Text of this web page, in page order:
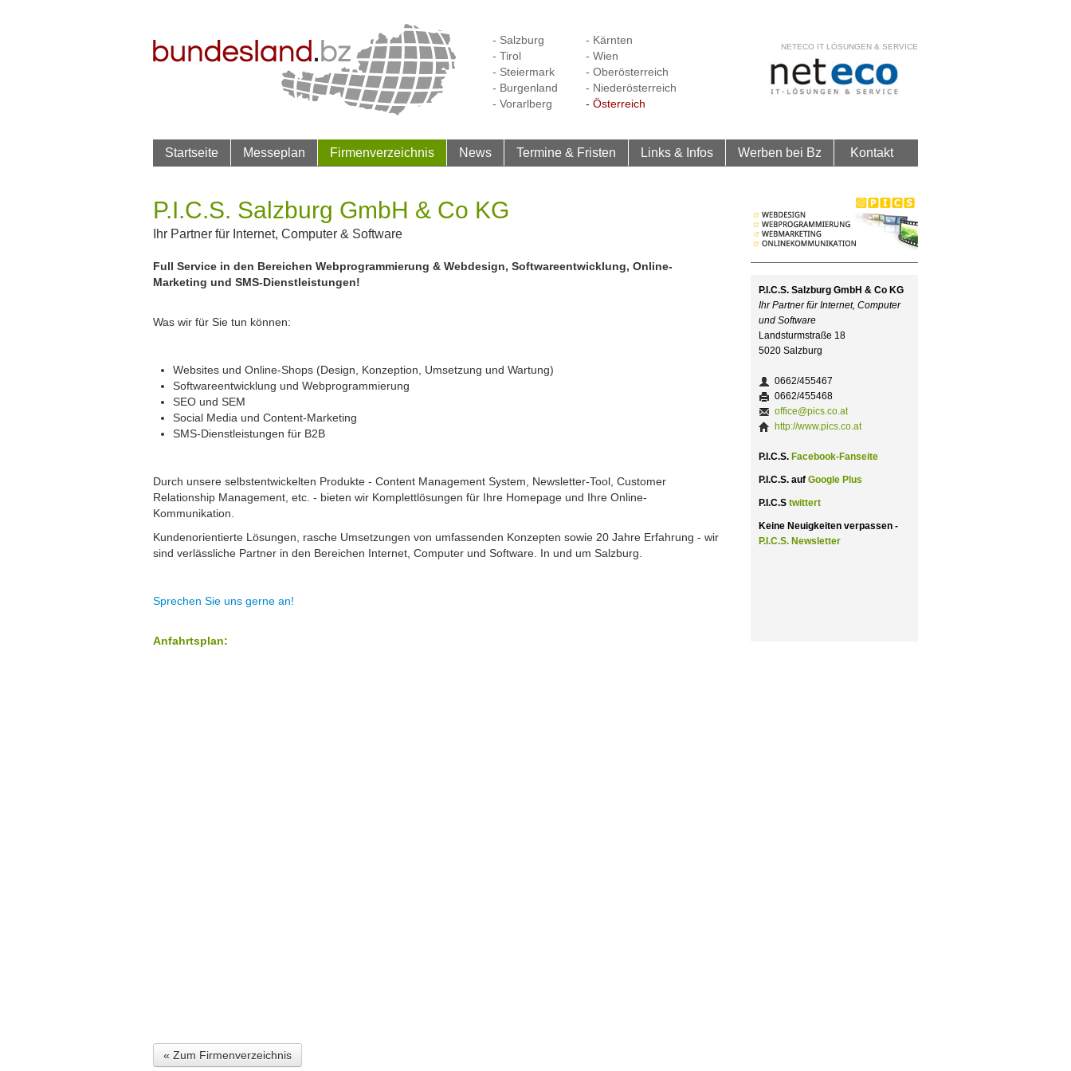
- Salzburg
- Tirol
- Steiermark
- Burgenland
- Vorarlberg
- Kärnten
- Wien
- Oberösterreich
- Niederösterreich
- Österreich
NETECO IT LÖSUNGEN & SERVICE
Startseite Messeplan Firmenverzeichnis News Termine & Fristen Links & Infos Werben bei Bz Kontakt
P.I.C.S. Salzburg GmbH & Co KG
Ihr Partner für Internet, Computer & Software
Full Service in den Bereichen Webprogrammierung & Webdesign, Softwareentwicklung, Online-
Marketing und SMS-Dienstleistungen!
Was wir für Sie tun können:
Websites und Online-Shops (Design, Konzeption, Umsetzung und Wartung)
Softwareentwicklung und Webprogrammierung
SEO und SEM
Social Media und Content-Marketing
SMS-Dienstleistungen für B2B
Durch unsere selbstentwickelten Produkte - Content Management System, Newsletter-Tool, Customer
Relationship Management, etc. - bieten wir Komplettlösungen für Ihre Homepage und Ihre Online-
Kommunikation.
Kundenorientierte Lösungen, rasche Umsetzungen von umfassenden Konzepten sowie 20 Jahre Erfahrung - wir
sind verlässliche Partner in den Bereichen Internet, Computer und Software. In und um Salzburg.
Sprechen Sie uns gerne an!
Anfahrtsplan:
« Zum Firmenverzeichnis
P.I.C.S. Salzburg GmbH & Co KG
Ihr Partner für Internet, Computer
und Software
Landsturmstraße 18
5020 Salzburg
0662/455467
0662/455468
office@pics.co.at
http://www.pics.co.at
P.I.C.S. Facebook-Fanseite
P.I.C.S. auf Google Plus
P.I.C.S twittert
Keine Neuigkeiten verpassen -
P.I.C.S. Newsletter